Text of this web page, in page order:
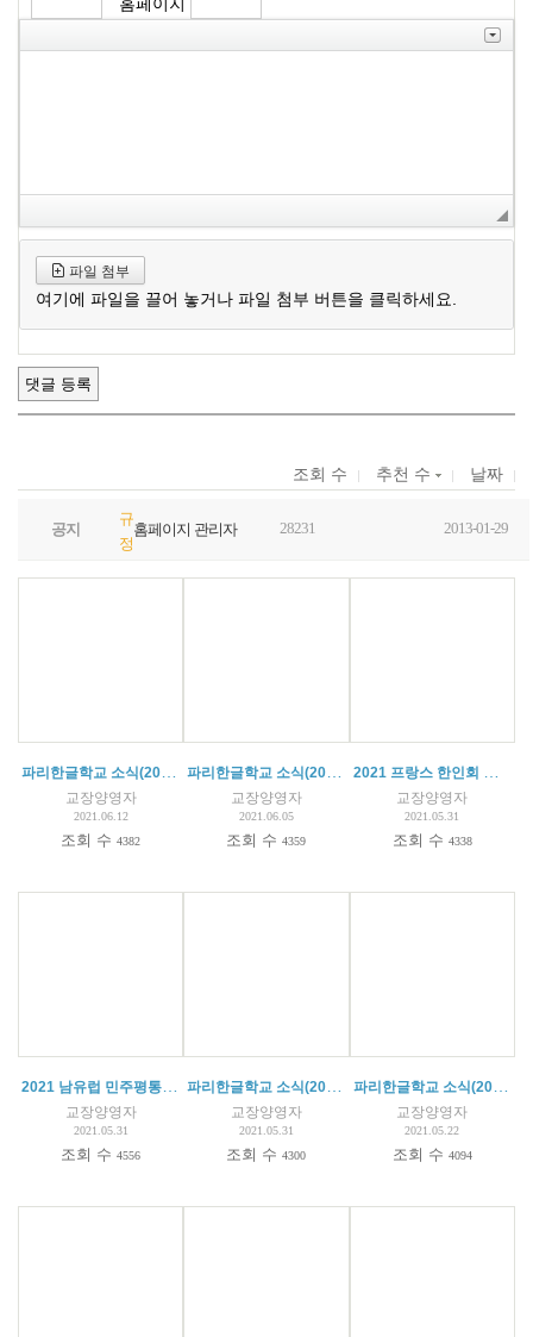
파일 첨부
여기에 파일을 끌어 놓거나 파일 첨부 버튼을 클릭하세요.
조회 수 추천 수 날짜
공지
규
정
홈페이지 관리자 28231 2013-01-29
파리한글학교 소식(2021.06.12)
교장양영자
2021.06.12
조회 수4382
파리한글학교 소식(2021. 06. 05)
교장양영자
2021.06.05
조회 수4359
2021 프랑스 한인회 주최 '가정의 달 행사' 수상
교장양영자
2021.05.31
조회 수 4338
2021 남유럽 민주평통 주최 '평화통일 골든벨 예선대회' 수상
교장양영자
2021.05.31
조회 수4556
파리한글학교 소식(2021.05.29)
교장양영자
2021.05.31
조회 수4300
파리한글학교 소식(2021.05.22)
교장양영자
2021.05.22
조회 수 4094